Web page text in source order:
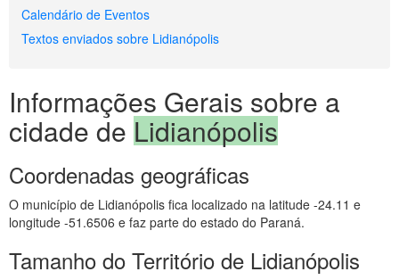
Calendário de Eventos
Textos enviados sobre Lidianópolis
Informações Gerais sobre a
cidade de Lidianópolis
Coordenadas geográficas
O município de Lidianópolis fica localizado na latitude -24.11 e
longitude -51.6506 e faz parte do estado do Paraná.
Tamanho do Território de Lidianópolis